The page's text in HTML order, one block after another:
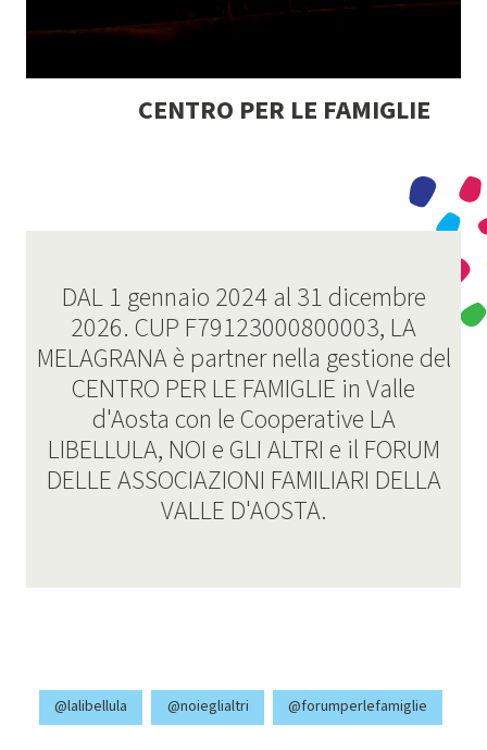
CENTRO PER LE FAMIGLIE
DAL 1 gennaio 2024 al 31 dicembre
2026. CUP F79123000800003, LA
MELAGRANA è partner nella gestione del
CENTRO PER LE FAMIGLIE in Valle
d'Aosta con le Cooperative LA
LIBELLULA, NOI e GLI ALTRI e il FORUM
DELLE ASSOCIAZIONI FAMILIARI DELLA
VALLE D'AOSTA.
@lalibellula @noieglialtri @forumperlefamiglie